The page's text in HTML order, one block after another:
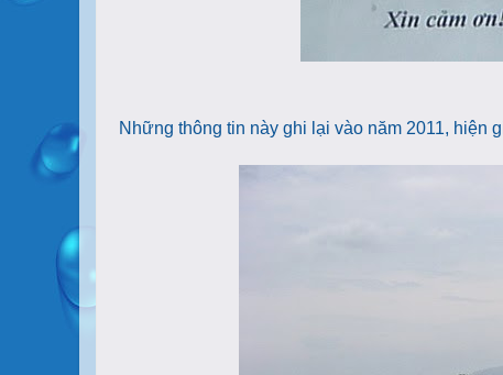
Những thông tin này ghi lại vào năm 2011, hiện